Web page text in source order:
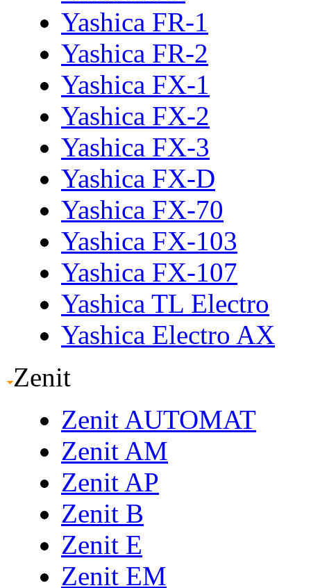
Yashica FR-1
Yashica FR-2
Yashica FX-1
Yashica FX-2
Yashica FX-3
Yashica FX-D
Yashica FX-70
Yashica FX-103
Yashica FX-107
Yashica TL Electro
Yashica Electro AX
Zenit
Zenit AUTOMAT
Zenit AM
Zenit AP
Zenit B
Zenit E
Zenit EM